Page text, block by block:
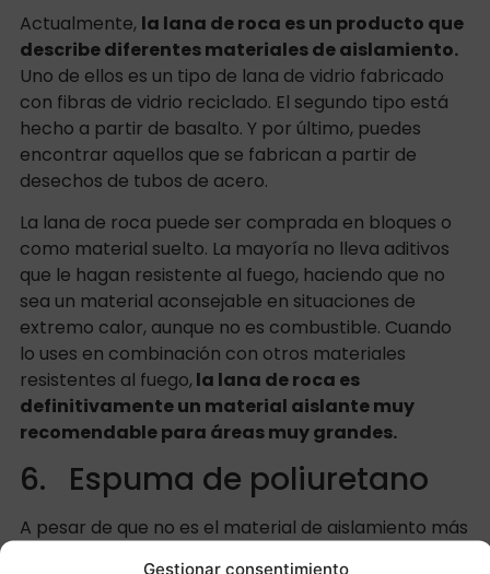
Gestionar consentimiento
Actualmente, la lana de roca es un producto que
describe diferentes materiales de aislamiento.
Uno de ellos es un tipo de lana de vidrio fabricado
con fibras de vidrio reciclado. El segundo tipo está
hecho a partir de basalto. Y por último, puedes
encontrar aquellos que se fabrican a partir de
desechos de tubos de acero.
La lana de roca puede ser comprada en bloques o
como material suelto. La mayoría no lleva aditivos
que le hagan resistente al fuego, haciendo que no
sea un material aconsejable en situaciones de
extremo calor, aunque no es combustible. Cuando
lo uses en combinación con otros materiales
resistentes al fuego, la lana de roca es
definitivamente un material aislante muy
recomendable para áreas muy grandes.
6. Espuma de poliuretano
A pesar de que no es el material de aislamiento más